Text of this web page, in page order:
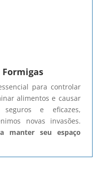
para controlar
alimentos e causar
seguros e eficazes,
novas invasões.
manter seu espaço